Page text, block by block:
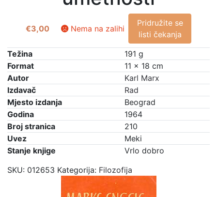
€3,00 Nema na zalihi
Pridružite se
listi čekanja
Težina
191 g
Format
11 × 18 cm
Autor
Karl Marx
Izdavač
Rad
Mjesto izdanja
Beograd
Godina
1964
Broj stranica
210
Uvez
Meki
Stanje knjige
Vrlo dobro
SKU: 012653 Kategorija: Filozofija